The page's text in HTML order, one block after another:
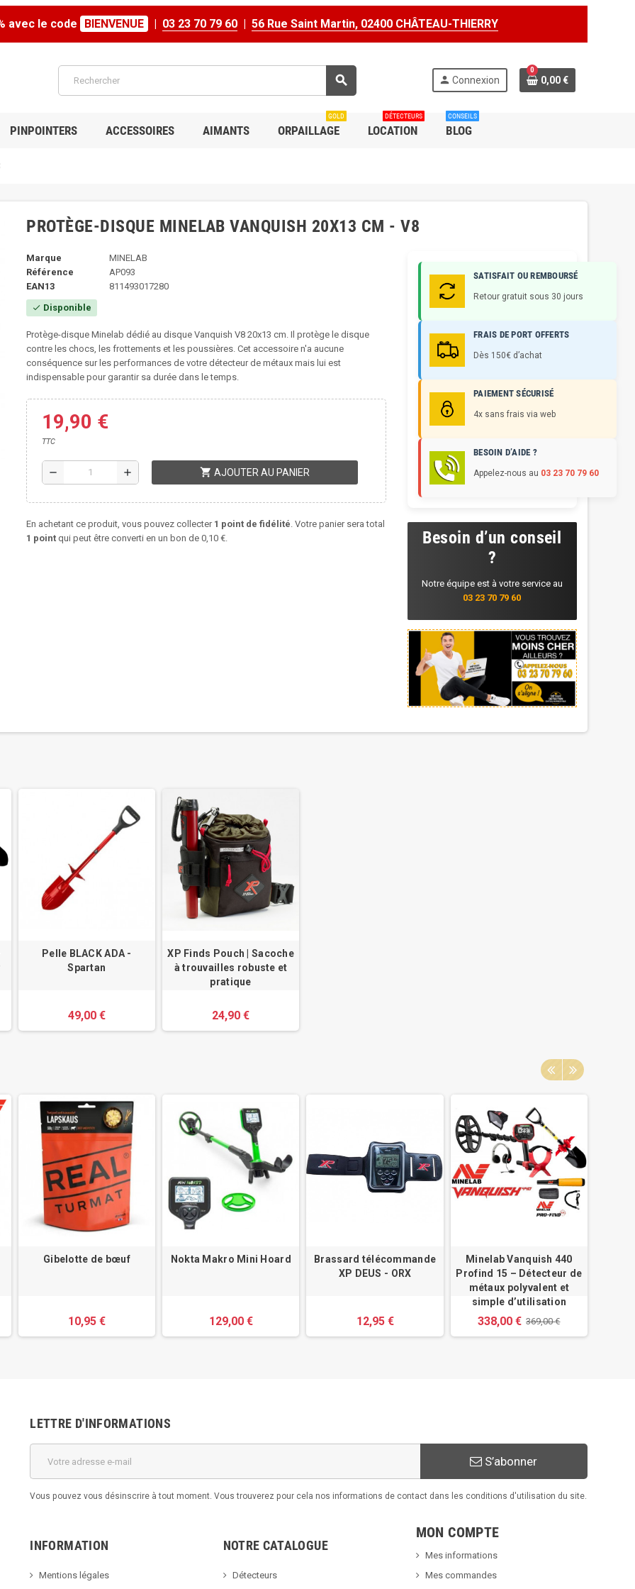
avec le code BIENVENUE | 03 23 70 79 60 | 56 Rue Saint Martin, 02400 CHÂTEAU-THIERRY
search person Connexion
0
0,00 €
PINPOINTERS ACCESSOIRES AIMANTS ORPAILLAGE
GOLD
LOCATION
DÉTECTEURS
BLOG
CONSEILS
PROTÈGE-DISQUE MINELAB VANQUISH 20X13 CM - V8
Marque
MINELAB
Référence
AP093
EAN13
811493017280
check Disponible
Protège-disque Minelab dédié au disque Vanquish V8 20x13 cm. Il protège le disque
contre les chocs, les frottements et les poussières. Cet accessoire n'a aucune
conséquence sur les performances de votre détecteur de métaux mais lui est
indispensable pour garantir sa durée dans le temps.
19,90 €
TTC
remove add shopping_cart AJOUTER AU PANIER
En achetant ce produit, vous pouvez collecter 1 point de fidélité . Votre panier sera total
1 point qui peut être converti en un bon de0,10 €
SATISFAIT OU REMBOURSÉ
Retour gratuit sous 30 jours
FRAIS DE PORT OFFERTS
Dès 150€ d’achat
PAIEMENT SÉCURISÉ
4x sans frais via web
BESOIN D’AIDE ?
Appelez-nous au 03 23 70 79 60
Besoin d’un conseil
?
Notre équipe est à votre service au
03 23 70 79 60
Pelle BLACK ADA -
Spartan
49,00 €
XP Finds Pouch | Sacoche
à trouvailles robuste et
pratique
24,90 €
Gibelotte de bœuf
10,95 €
Nokta Makro Mini Hoard
129,00 €
Brassard télécommande
XP DEUS - ORX
12,95 €
Minelab Vanquish 440
Profind 15 – Détecteur de
métaux polyvalent et
simple d’utilisation
338,00 € 369,00 €
LETTRE D'INFORMATIONS
S’abonner
Vous pouvez vous désinscrire à tout moment. Vous trouverez pour cela nos informations de contact dans les conditions d'utilisation du site.
INFORMATION
Mentions légales
NOTRE CATALOGUE
Détecteurs
MON COMPTE
Mes informations
Mes commandes